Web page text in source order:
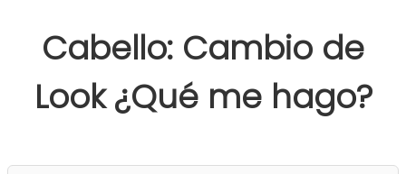
Cabello: Cambio de
Look ¿Qué me hago?